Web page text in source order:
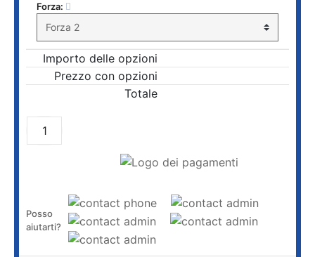
Forza:
Importo delle opzioni
Prezzo con opzioni
Totale
Posso
aiutarti?